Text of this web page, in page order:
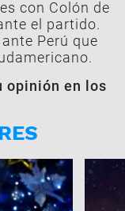
con Colón de
el partido.
Perú que
opinión en los